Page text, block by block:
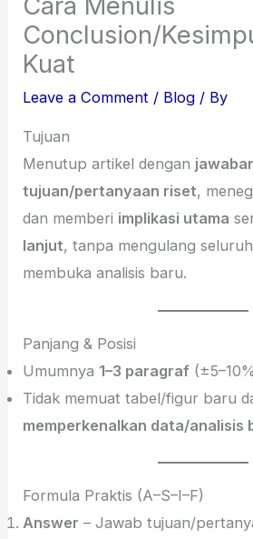
Conclusion/
Kuat
Leave a Comment / Blog / By
Tujuan
Menutup artikel dengan
tujuan/pertanyaan riset,
dan memberi implikasi utama
lanjut, tanpa mengulang seluruh
membuka analisis baru.
Panjang & Posisi
Umumnya 1–3 paragraf
Tidak memuat tabel/figur baru
memperkenalkan data/analisis
Formula Praktis (A–S–I–F)
Answer – Jawab tujuan/